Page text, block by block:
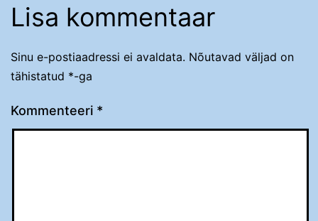
Lisa kommentaar
Sinu e-postiaadressi ei avaldata. Nõutavad väljad on
tähistatud *-ga
Kommenteeri *